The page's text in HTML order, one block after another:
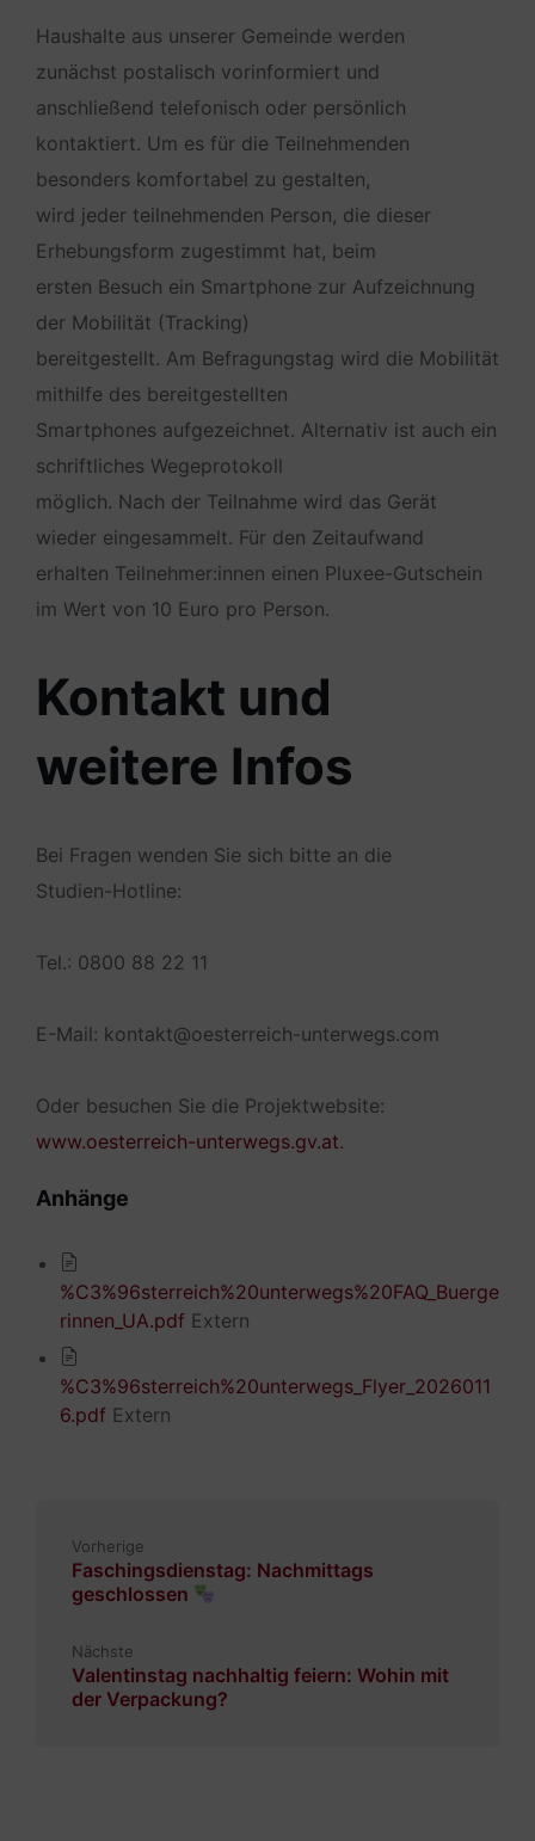
Haushalte aus unserer Gemeinde werden
zunächst postalisch vorinformiert und
anschließend telefonisch oder persönlich
kontaktiert. Um es für die Teilnehmenden
besonders komfortabel zu gestalten,
wird jeder teilnehmenden Person, die dieser
Erhebungsform zugestimmt hat, beim
ersten Besuch ein Smartphone zur Aufzeichnung
der Mobilität (Tracking)
bereitgestellt. Am Befragungstag wird die Mobilität
mithilfe des bereitgestellten
Smartphones aufgezeichnet. Alternativ ist auch ein
schriftliches Wegeprotokoll
möglich. Nach der Teilnahme wird das Gerät
wieder eingesammelt. Für den Zeitaufwand
erhalten Teilnehmer:innen einen Pluxee-Gutschein
im Wert von 10 Euro pro Person.
Kontakt und
weitere Infos
Bei Fragen wenden Sie sich bitte an die
Studien-Hotline:
Tel.: 0800 88 22 11
E-Mail: kontakt@oesterreich-unterwegs.com
Oder besuchen Sie die Projektwebsite:
www.oesterreich-unterwegs.gv.at.
Anhänge
%C3%96sterreich%20unterwegs%20FAQ_Buerge
rinnen_UA.pdf Extern
%C3%96sterreich%20unterwegs_Flyer_2026011
6.pdf Extern
Vorherige
Faschingsdienstag: Nachmittags
geschlossen
Nächste
Valentinstag nachhaltig feiern: Wohin mit
der Verpackung?